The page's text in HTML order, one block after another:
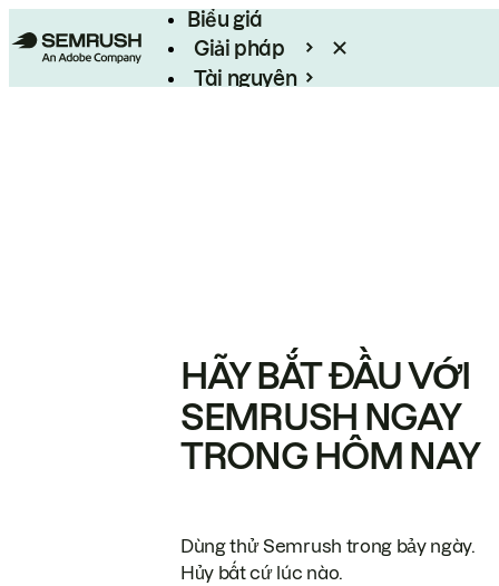
Biểu giá
Giải pháp
Tài nguyên
HÃY BẮT ĐẦU VỚI
SEMRUSH NGAY
TRONG HÔM NAY
Dùng thử Semrush trong bảy ngày.
Hủy bất cứ lúc nào.